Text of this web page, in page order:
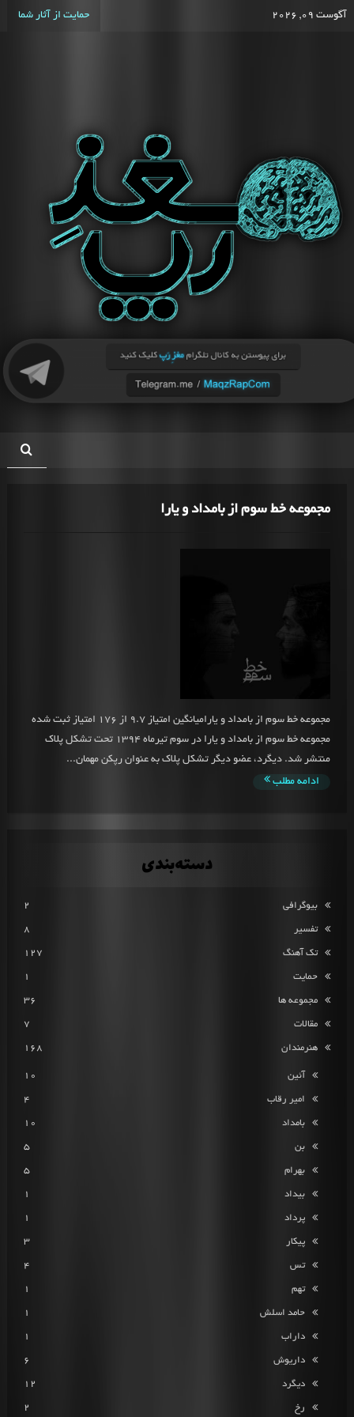
آگوست 09, 2026 حمایت از آثار شما
مجموعه خط سوم از بامداد و یارا
مجموعه خط سوم از بامداد و یارامیانگین امتیاز 9.7 از 176 امتیاز ثبت شده
مجموعه خط سوم از بامداد و یارا در سوم تیرماه 1394 تحت تشکل پلاک
منتشر شد. دیگرد، عضو دیگر تشکل پلاک به عنوان رپکن مهمان...
ادامه مطلب
دسته‌بندی
بیوگرافی 2
تفسیر 8
تک آهنگ 127
حمایت 1
مجموعه ها 36
مقالات 7
هنرمندان 168
آئین 10
امیر رقاب 4
بامداد 10
بن 5
بهرام 5
بیداد 1
پرداد 1
پیکار 3
تس 4
تهم 1
حامد اسلش 1
داراب 1
داریوش 6
دیگرد 12
رخ 2